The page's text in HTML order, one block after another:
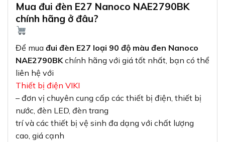
Mua đui đèn E27 Nanoco NAE2790BK
chính hãng ở đâu?
Để mua đui đèn E27 loại 90 độ màu đen Nanoco
NAE2790BK chính hãng với giá tốt nhất, bạn có thể
liên hệ với
Thiết bị điện VIKI
– đơn vị chuyên cung cấp các thiết bị điện, thiết bị
nước, đèn LED, đèn trang
trí và các thiết bị vệ sinh đa dạng với chất lượng
cao, giá cạnh